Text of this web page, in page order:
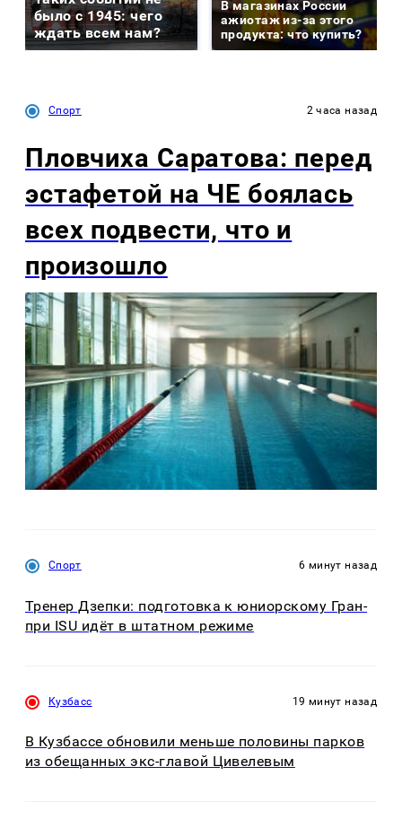
было с 1945: чего
ждать всем нам?
В магазинах России
ажиотаж из-за этого
продукта: что купить?
Спорт 2 часа назад
Пловчиха Саратова: перед
эстафетой на ЧЕ боялась
всех подвести, что и
произошло
Спорт 6 минут назад
Тренер Дзепки: подготовка к юниорскому Гран-
при ISU идёт в штатном режиме
Кузбасс 19 минут назад
В Кузбассе обновили меньше половины парков
из обещанных экс-главой Цивелевым